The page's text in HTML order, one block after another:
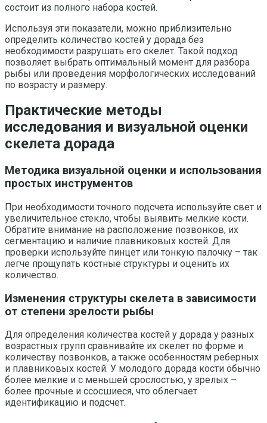
состоит из полного набора костей.
Используя эти показатели, можно приблизительно
определить количество костей у дорада без
необходимости разрушать его скелет. Такой подход
позволяет выбрать оптимальный момент для разбора
рыбы или проведения морфологических исследований
по возрасту и размеру.
Практические методы
исследования и визуальной оценки
скелета дорада
Методика визуальной оценки и использования
простых инструментов
При необходимости точного подсчета используйте свет и
увеличительное стекло, чтобы выявить мелкие кости.
Обратите внимание на расположение позвонков, их
сегментацию и наличие плавниковых костей. Для
проверки используйте пинцет или тонкую палочку – так
легче прощупать костные структуры и оценить их
количество.
Изменения структуры скелета в зависимости
от степени зрелости рыбы
Для определения количества костей у дорада у разных
возрастных групп сравнивайте их скелет по форме и
количеству позвонков, а также особенностям реберных
и плавниковых костей. У молодого дорада кости обычно
более мелкие и с меньшей срослостью, у зрелых –
более прочные и ссосшиеся, что облегчает
идентификацию и подсчет.